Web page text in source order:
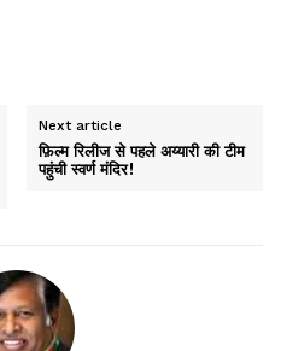
Next article
फ़िल्म रिलीज से पहले अय्यारी की टीम
पहुंची स्वर्ण मंदिर!